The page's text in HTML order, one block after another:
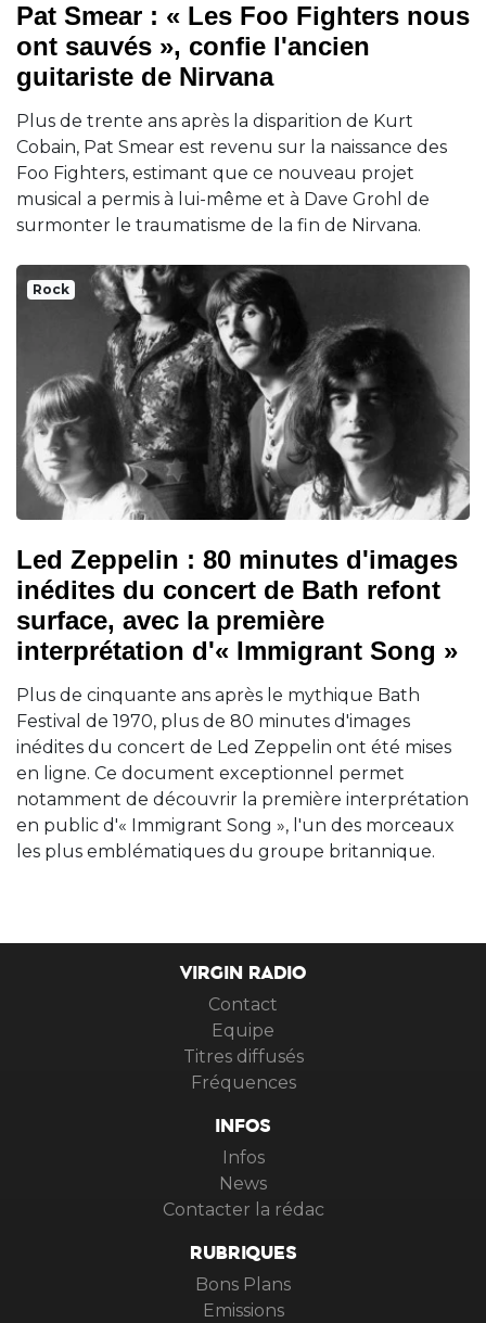
Pat Smear : « Les Foo Fighters nous
ont sauvés », confie l'ancien
guitariste de Nirvana
Plus de trente ans après la disparition de Kurt
Cobain, Pat Smear est revenu sur la naissance des
Foo Fighters, estimant que ce nouveau projet
musical a permis à lui-même et à Dave Grohl de
surmonter le traumatisme de la fin de Nirvana.
Rock
Led Zeppelin : 80 minutes d'images
inédites du concert de Bath refont
surface, avec la première
interprétation d'« Immigrant Song »
Plus de cinquante ans après le mythique Bath
Festival de 1970, plus de 80 minutes d'images
inédites du concert de Led Zeppelin ont été mises
en ligne. Ce document exceptionnel permet
notamment de découvrir la première interprétation
en public d'« Immigrant Song », l'un des morceaux
les plus emblématiques du groupe britannique.
VIRGIN RADIO
Contact
Equipe
Titres diffusés
Fréquences
INFOS
Infos
News
Contacter la rédac
RUBRIQUES
Bons Plans
Emissions